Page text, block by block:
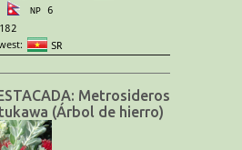
Metrosideros
(Árbol de hierro)